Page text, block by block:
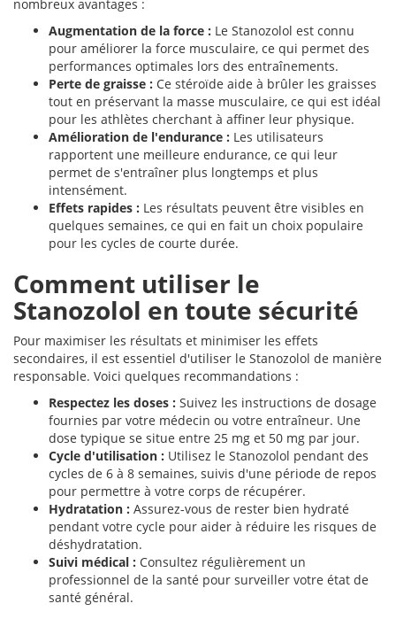
nombreux avantages :
Augmentation de la force : Le Stanozolol est connu
pour améliorer la force musculaire, ce qui permet des
performances optimales lors des entraînements.
Perte de graisse : Ce stéroïde aide à brûler les graisses
tout en préservant la masse musculaire, ce qui est idéal
pour les athlètes cherchant à affiner leur physique.
Amélioration de l'endurance : Les utilisateurs
rapportent une meilleure endurance, ce qui leur
permet de s'entraîner plus longtemps et plus
intensément.
Effets rapides : Les résultats peuvent être visibles en
quelques semaines, ce qui en fait un choix populaire
pour les cycles de courte durée.
Comment utiliser le
Stanozolol en toute sécurité
Pour maximiser les résultats et minimiser les effets
secondaires, il est essentiel d'utiliser le Stanozolol de manière
responsable. Voici quelques recommandations :
Respectez les doses : Suivez les instructions de dosage
fournies par votre médecin ou votre entraîneur. Une
dose typique se situe entre 25 mg et 50 mg par jour.
Cycle d'utilisation : Utilisez le Stanozolol pendant des
cycles de 6 à 8 semaines, suivis d'une période de repos
pour permettre à votre corps de récupérer.
Hydratation : Assurez-vous de rester bien hydraté
pendant votre cycle pour aider à réduire les risques de
déshydratation.
Suivi médical : Consultez régulièrement un
professionnel de la santé pour surveiller votre état de
santé général.